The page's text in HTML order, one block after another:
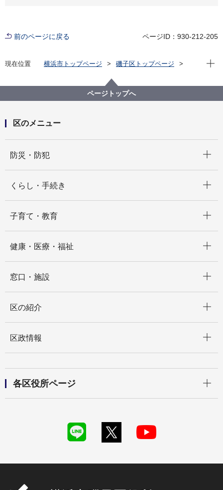
前のページに戻る ページID：930-212-205
現在位置 横浜市トップページ
磯子区トップページ
現在
ページトップへ
区のメニュー
防災・防犯
くらし・手続き
子育て・教育
健康・医療・福祉
窓口・施設
区の紹介
区政情報
各区役所ページ